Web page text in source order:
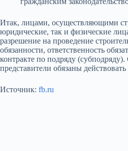
Итак, лицами, осуществляющими
юридические, так и физические
разрешение на проведение
обязанности, ответственность
контракте по подряду
представители обязаны
Источник: fb.ru